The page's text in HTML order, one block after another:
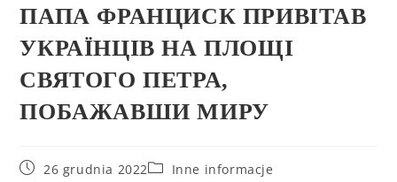
ПАПА ФРАНЦИСК ПРИВІТАВ
УКРАЇНЦІВ НА ПЛОЩІ
СВЯТОГО ПЕТРА,
ПОБАЖАВШИ МИРУ
26 grudnia 2022
Inne informacje